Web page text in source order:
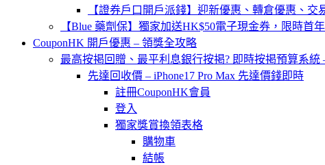
【證券戶口開戶派錢】迎新優惠、轉倉優惠、交
【Blue 藥劑保】獨家加送HK$50電子現金券，限時首
CouponHK 開戶優惠 – 領獎全攻略
最高按掲回贈、最平利息銀行按掲? 即時按掲預算系統
先達回收價 – iPhone17 Pro Max 先達價錢即時
註冊CouponHK會員
登入
獨家獎賞換領表格
購物車
結帳